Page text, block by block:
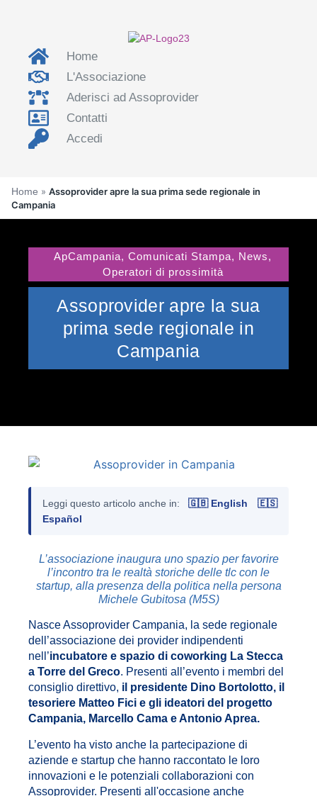
Home
L'Associazione
Aderisci ad Assoprovider
Contatti
Accedi
Home » Assoprovider apre la sua prima sede regionale in
Campania
ApCampania, Comunicati Stampa, News,
Operatori di prossimità
Assoprovider apre la sua
prima sede regionale in
Campania
Leggi questo articolo anche in: 🇬🇧 English
🇪🇸
Español
L’associazione inaugura uno spazio per favorire
l’incontro tra le realtà storiche delle tlc con le
startup, alla presenza della politica nella persona
Michele Gubitosa (M5S)
Nasce Assoprovider Campania, la sede regionale
dell’associazione dei provider indipendenti
nell’incubatore e spazio di coworking La Stecca
a Torre del Greco. Presenti all’evento i membri del
consiglio direttivo, il presidente Dino Bortolotto, il
tesoriere Matteo Fici e gli ideatori del progetto
Campania, Marcello Cama e Antonio Aprea.
L’evento ha visto anche la partecipazione di
aziende e startup che hanno raccontato le loro
innovazioni e le potenziali collaborazioni con
Assoprovider. Presenti all'occasione anche